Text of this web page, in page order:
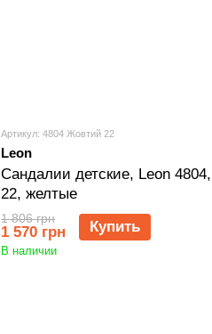
Артикул: 4804 Жовтий 22
Leon
Сандалии детские, Leon
22, желтые
1 806 грн
1 570 грн Купить
В наличии